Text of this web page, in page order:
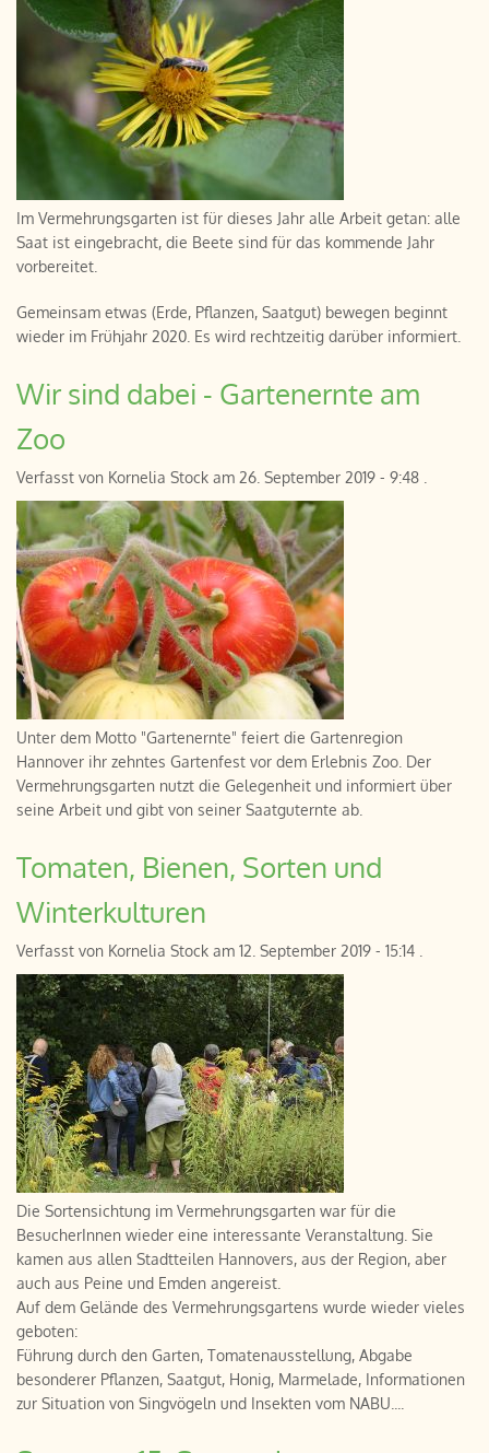
Im Vermehrungsgarten ist für dieses Jahr alle Arbeit getan: alle
Saat ist eingebracht, die Beete sind für das kommende Jahr
vorbereitet.
Gemeinsam etwas (Erde, Pflanzen, Saatgut) bewegen beginnt
wieder im Frühjahr 2020. Es wird rechtzeitig darüber informiert.
Wir sind dabei - Gartenernte am
Zoo
Verfasst von Kornelia Stock am 26. September 2019 - 9:48
Unter dem Motto "Gartenernte" feiert die Gartenregion
Hannover ihr zehntes Gartenfest vor dem Erlebnis Zoo. Der
Vermehrungsgarten nutzt die Gelegenheit und informiert über
seine Arbeit und gibt von seiner Saatguternte ab.
Tomaten, Bienen, Sorten und
Winterkulturen
Verfasst von Kornelia Stock am 12. September 2019 - 15:14
Die Sortensichtung im Vermehrungsgarten war für die
BesucherInnen wieder eine interessante Veranstaltung. Sie
kamen aus allen Stadtteilen Hannovers, aus der Region, aber
auch aus Peine und Emden angereist.
Auf dem Gelände des Vermehrungsgartens wurde wieder vieles
geboten:
Führung durch den Garten, Tomatenausstellung, Abgabe
besonderer Pflanzen, Saatgut, Honig, Marmelade, Informationen
zur Situation von Singvögeln und Insekten vom NABU....